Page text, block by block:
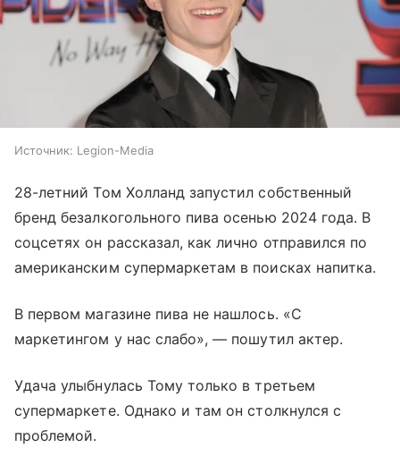
Источник: Legion-Media
28-летний Том Холланд запустил собственный
бренд безалкогольного пива осенью 2024 года. В
соцсетях он рассказал, как лично отправился по
американским супермаркетам в поисках напитка.
В первом магазине пива не нашлось. «С
маркетингом у нас слабо», — пошутил актер.
Удача улыбнулась Тому только в третьем
супермаркете. Однако и там он столкнулся с
проблемой.